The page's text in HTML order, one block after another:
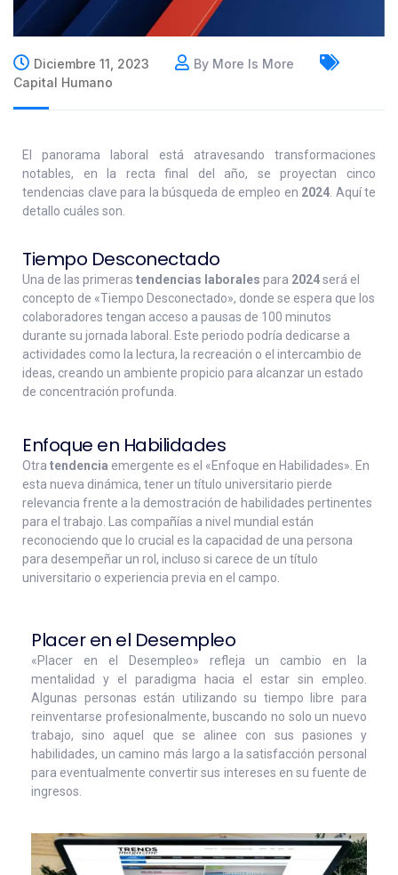
Diciembre 11, 2023
By More Is More
Capital Humano
El panorama laboral está atravesando transformaciones
notables, en la recta final del año, se proyectan cinco
tendencias clave para la búsqueda de empleo en 2024 . Aquí te
detallo cuáles son.
Tiempo Desconectado
Una de las primeras tendencias laborales para 2024será el
concepto de «Tiempo Desconectado», donde se espera que los
colaboradores tengan acceso a pausas de 100 minutos
durante su jornada laboral. Este periodo podría dedicarse a
actividades como la lectura, la recreación o el intercambio de
ideas, creando un ambiente propicio para alcanzar un estado
de concentración profunda.
Enfoque en Habilidades
Otra tendencia emergente es el «Enfoque en Habilidades». En
esta nueva dinámica, tener un título universitario pierde
relevancia frente a la demostración de habilidades pertinentes
para el trabajo. Las compañías a nivel mundial están
reconociendo que lo crucial es la capacidad de una persona
para desempeñar un rol, incluso si carece de un título
universitario o experiencia previa en el campo.
Placer en el Desempleo
«Placer en el Desempleo» refleja un cambio en la
mentalidad y el paradigma hacia el estar sin empleo.
Algunas personas están utilizando su tiempo libre para
reinventarse profesionalmente, buscando no solo un nuevo
trabajo, sino aquel que se alinee con sus pasiones y
habilidades, un camino más largo a la satisfacción personal
para eventualmente convertir sus intereses en su fuente de
ingresos.